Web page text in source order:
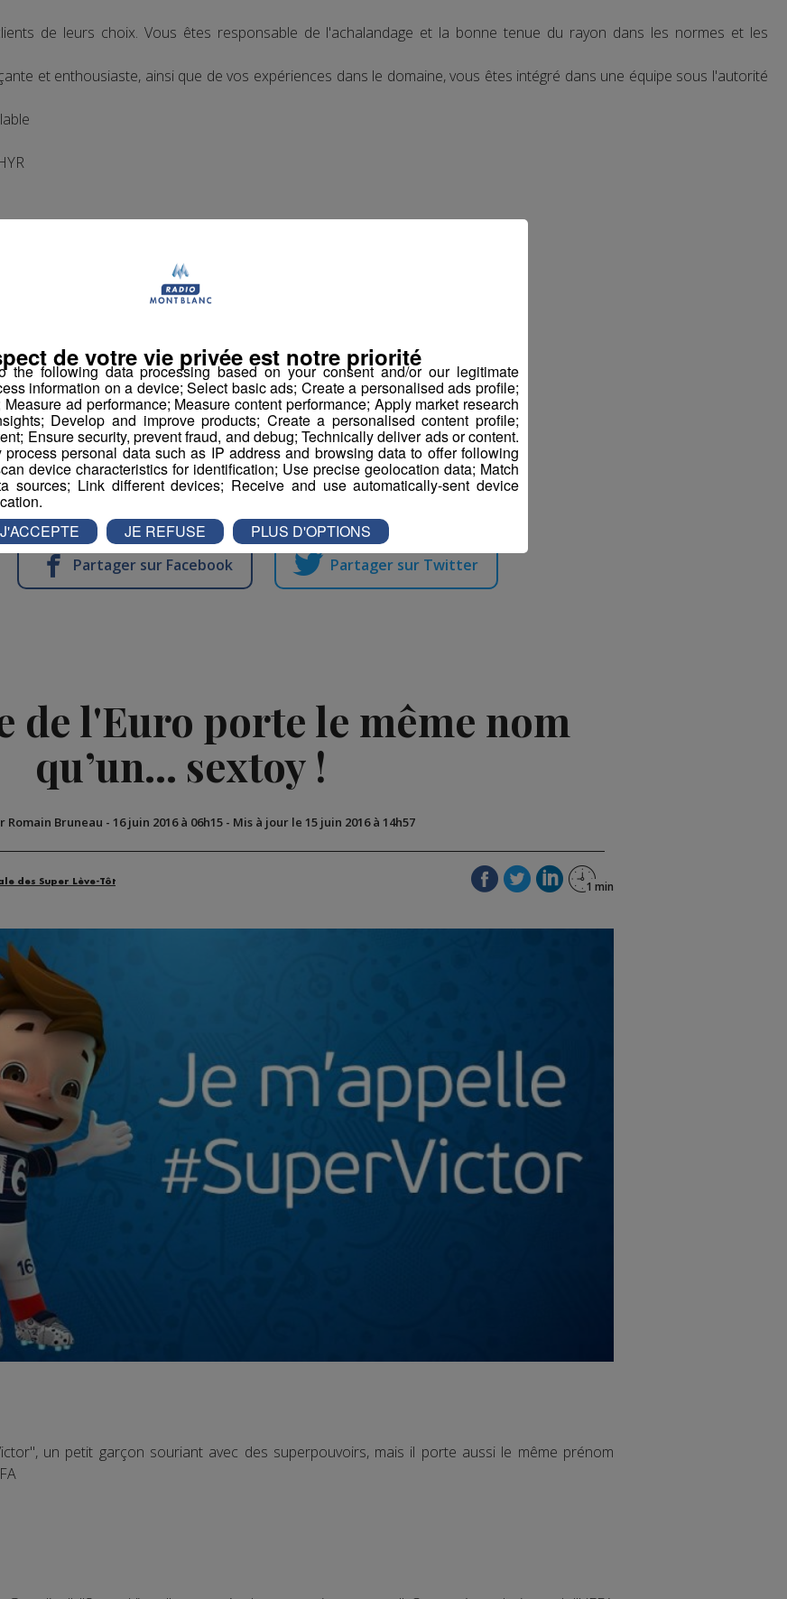
de leurs choix. Vous êtes responsable de l'achalandage et la bonne tenue du rayon dans les normes et les
et enthousiaste, ainsi que de vos expériences dans le domaine, vous êtes intégré dans une équipe sous l'autorité
de viandes de boucherie
: jesson.guichard@krill.fr
Partager sur Facebook Partager sur Twitter
de l'Euro porte le même nom
qu’un... sextoy !
Romain Bruneau - 16 juin 2016 à 06h15- Mis à jour le 15 juin 2016 à 14h57
des Super Lève-Tôt
un petit garçon souriant avec des superpouvoirs, mais il porte aussi le même prénom
the following data processing based on your consent and/or our legitimate
information on a device; Select basic ads; Create a personalised ads profile;
ad performance; Measure content performance; Apply market research
Develop and improve products; Create a personalised content profile;
Ensure security, prevent fraud, and debug; Technically deliver ads or content.
personal data such as IP address and browsing data to offer following
device characteristics for identification; Use precise geolocation data; Match
sources; Link different devices; Receive and use automatically-sent device
de votre vie privée est notre priorité
J'ACCEPTE JE REFUSE PLUS D'OPTIONS